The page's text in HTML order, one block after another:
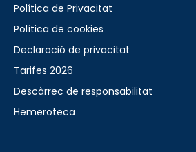
Política de Privacitat
Política de cookies
Declaració de privacitat
Tarifes 2026
Descàrrec de responsabilitat
Hemeroteca